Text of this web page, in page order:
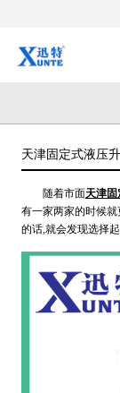
天津固定式液压
随着市面天津固
有一家两家的时候
的话,就会发现选择